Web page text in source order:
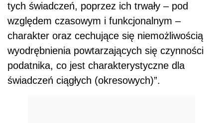
tych świadczeń, poprzez ich trwały – pod
względem czasowym i funkcjonalnym –
charakter oraz cechujące się niemożliwością
wyodrębnienia powtarzających się czynności
podatnika, co jest charakterystyczne dla
świadczeń ciągłych (okresowych)”.